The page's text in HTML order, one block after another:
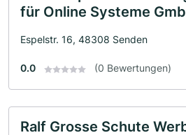
für Online Systeme
Espelstr. 16, 48308 Senden
0.0 (0 Bewertungen)
Ralf Grosse Schute